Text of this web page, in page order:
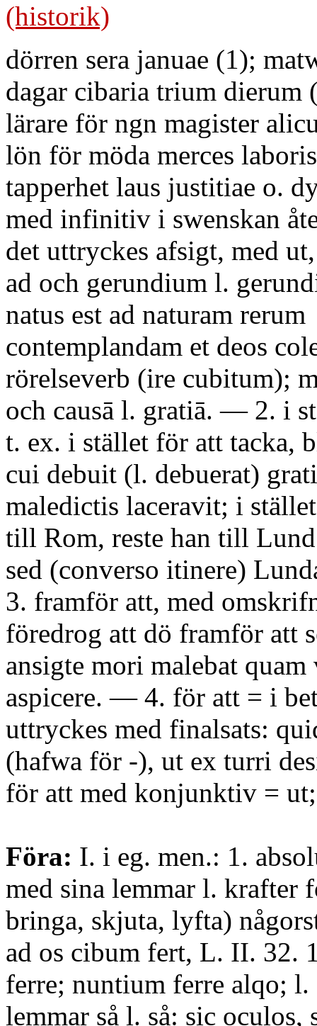
(historik)
dörren sera januae (1);
dagar cibaria trium dierum
lärare för ngn magister
lön för möda merces
tapperhet laus justitiae o.
med infinitiv i swenskan
det uttryckes afsigt, med
ad och gerundium l.
natus est ad naturam rerum
contemplandam et deos
rörelseverb (ire cubitum);
och causā l. gratiā. — 2. i
t. ex. i stället för att tacka,
cui debuit (l. debuerat)
maledictis laceravit; i
till Rom, reste han till
sed (converso itinere)
3. framför att, med
föredrog att dö framför att
ansigte mori malebat
aspicere. — 4. för att = i
uttryckes med finalsats:
(hafwa för -), ut ex turri
för att med konjunktiv =
Föra: I. i eg. men.: 1.
med sina lemmar l. krafter
bringa, skjuta, lyfta)
ad os cibum fert, L. II. 32.
ferre; nuntium ferre alqo; l.
lemmar så l. så: sic oculos,